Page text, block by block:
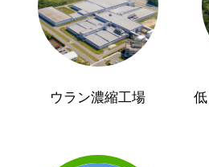
ウラン濃縮工場